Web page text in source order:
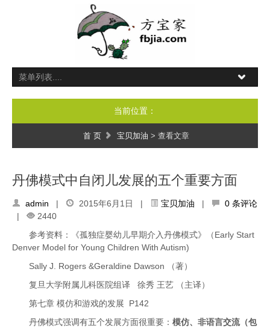
当前位置：
首 页 宝贝加油 > 查看文章
丹佛模式中自闭儿发展的五个重要方面
admin | 2015年6月1日 | 宝贝加油 |
0 条评论
|
2440
参考资料：《孤独症婴幼儿早期介入丹佛模式》（Early Start
Denver Model for Young Children With Autism)
Sally J. Rogers &Geraldine Dawson （著）
复旦大学附属儿科医院组译 徐秀 王艺 （主译）
第七章 模仿和游戏的发展 P142
丹佛模式强调有五个发展方面很重要： 模仿、非语言交流（包